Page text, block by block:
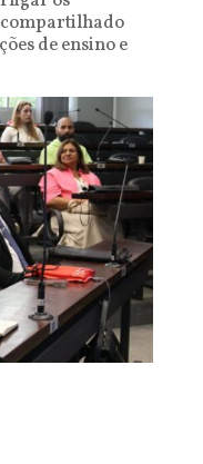
compartilhado
de ensino e